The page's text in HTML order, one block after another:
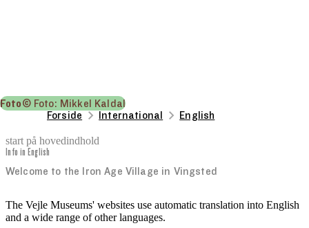
Foto© Foto: Mikkel Kaldal
Forside
International English
start på hovedindhold
Info in English
Welcome to the Iron Age Village in Vingsted
senest opdateret 3. oktober 2025
The Vejle Museums' websites use automatic translation into English
and a wide range of other languages.